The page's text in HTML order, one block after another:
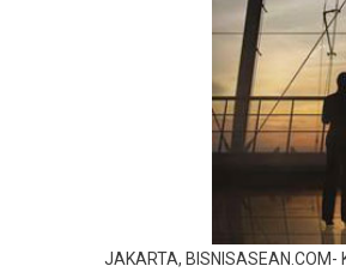
JAKARTA,